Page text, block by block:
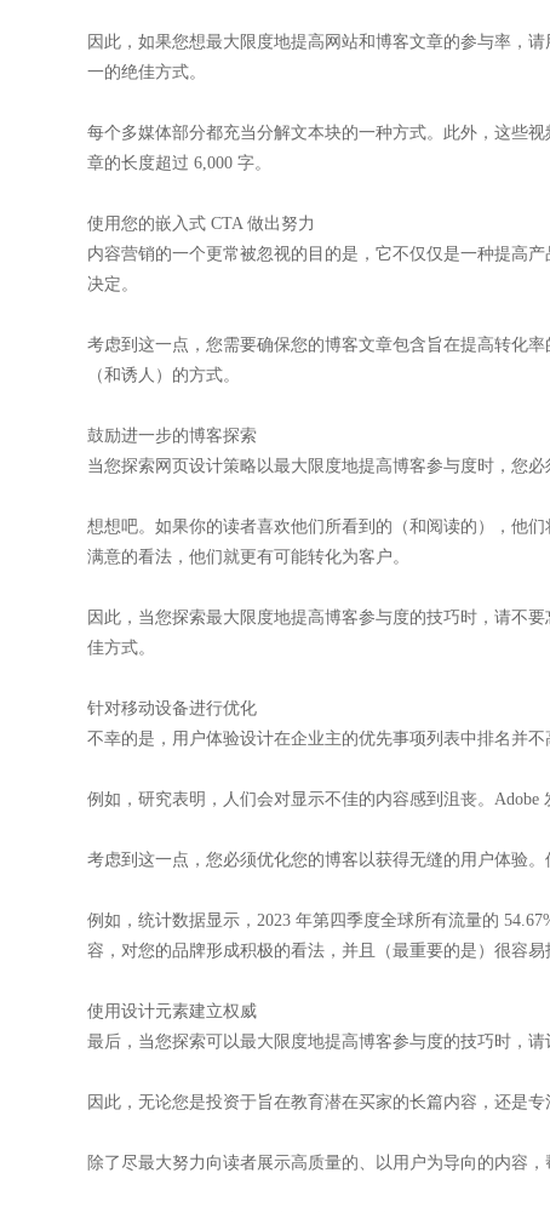
因此，如果您想最大限度地提高网站和博客文章的参与率，
一的绝佳方式。
每个多媒体部分都充当分解文本块的一种方式。此外，这些
章的长度超过 6,000 字。
使用您的嵌入式 CTA 做出努力
内容营销的一个更常被忽视的目的是，它不仅仅是一种提高
决定。
考虑到这一点，您需要确保您的博客文章包含旨在提高转化
（和诱人）的方式。
鼓励进一步的博客探索
当您探索网页设计策略以最大限度地提高博客参与度时，您
想想吧。如果你的读者喜欢他们所看到的（和阅读的），他
满意的看法，他们就更有可能转化为客户。
因此，当您探索最大限度地提高博客参与度的技巧时，请不
佳方式。
针对移动设备进行优化
不幸的是，用户体验设计在企业主的优先事项列表中排名并
例如，研究表明，人们会对显示不佳的内容感到沮丧。
考虑到这一点，您必须优化您的博客以获得无缝的用户体验
例如，统计数据显示，2023 年第四季度全球所有流量的
容，对您的品牌形成积极的看法，并且（最重要的是）很容易
使用设计元素建立权威
最后，当您探索可以最大限度地提高博客参与度的技巧时，
因此，无论您是投资于旨在教育潜在买家的长篇内容，还是
除了尽最大努力向读者展示高质量的、以用户为导向的内容